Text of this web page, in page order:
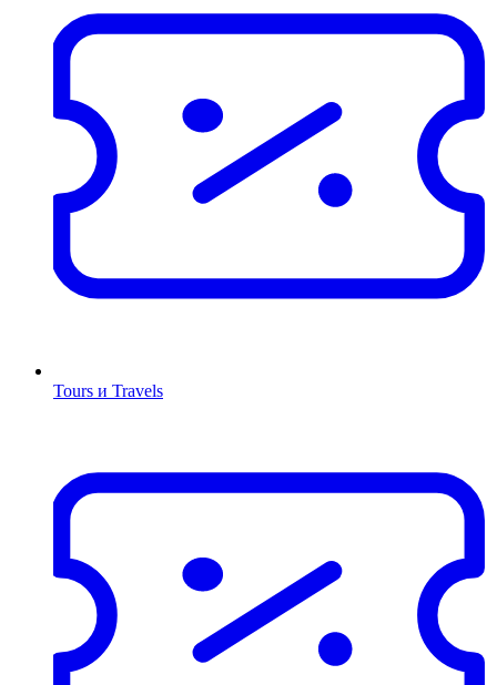
Tours и Travels